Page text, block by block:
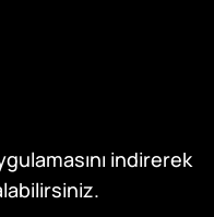
indirerek